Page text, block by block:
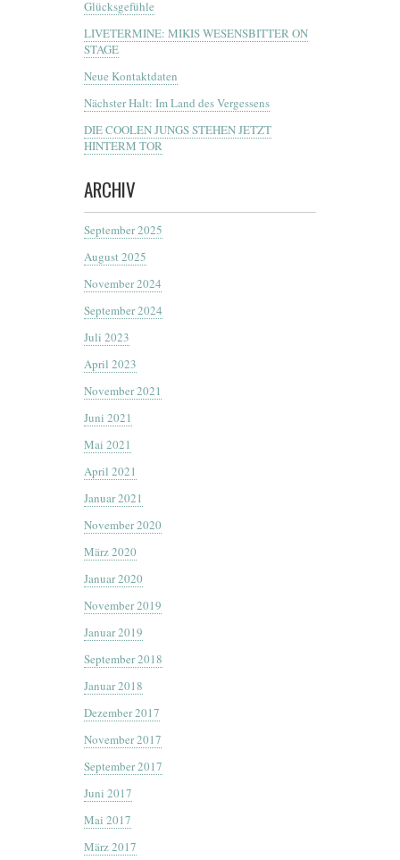
Glücksgefühle
LIVETERMINE: MIKIS WESENSBITTER ON
STAGE
Neue Kontaktdaten
Nächster Halt: Im Land des Vergessens
DIE COOLEN JUNGS STEHEN JETZT
HINTERM TOR
ARCHIV
September 2025
August 2025
November 2024
September 2024
Juli 2023
April 2023
November 2021
Juni 2021
Mai 2021
April 2021
Januar 2021
November 2020
März 2020
Januar 2020
November 2019
Januar 2019
September 2018
Januar 2018
Dezember 2017
November 2017
September 2017
Juni 2017
Mai 2017
März 2017